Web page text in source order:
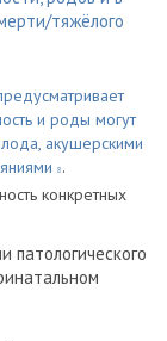
тяжёлого
и роды могут
акушерскими
8 .
конкретных
патологического